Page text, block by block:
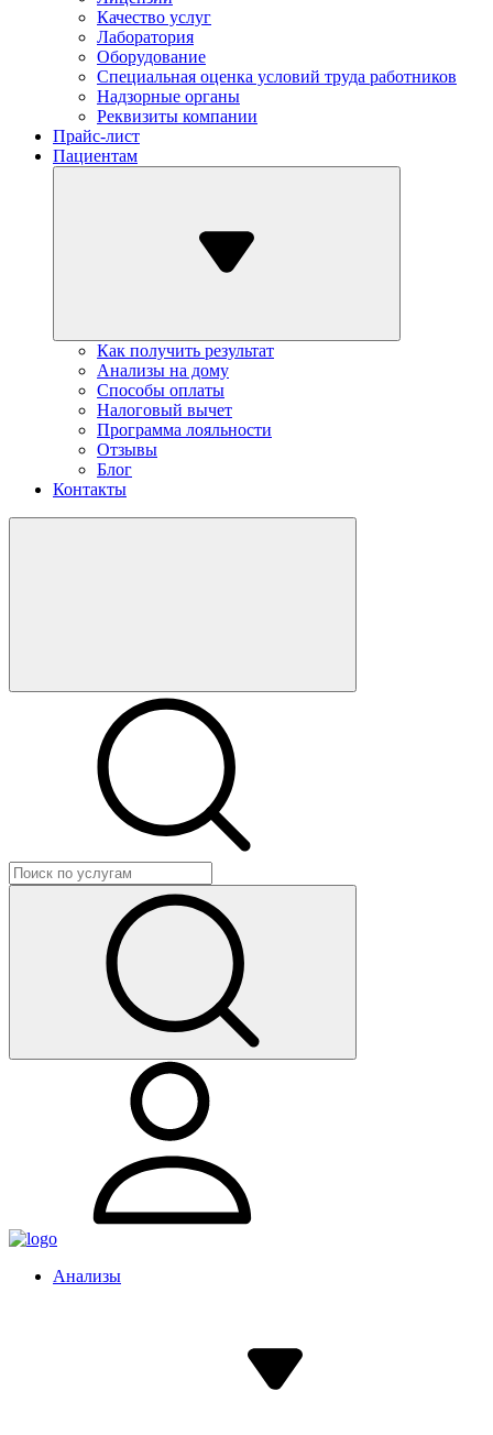
Качество услуг
Лаборатория
Оборудование
Специальная оценка условий труда работников
Надзорные органы
Реквизиты компании
Прайс-лист
Пациентам
Как получить результат
Анализы на дому
Способы оплаты
Налоговый вычет
Программа лояльности
Отзывы
Блог
Контакты
Анализы